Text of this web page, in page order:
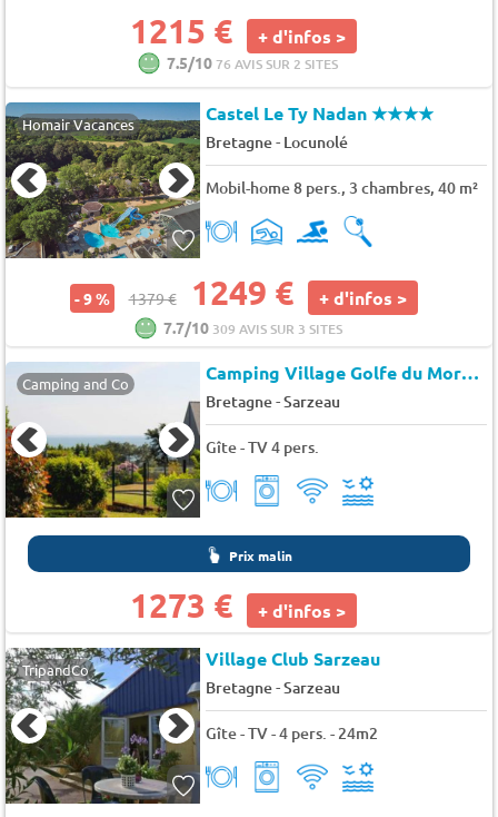
1215 € + d'infos >
7.5/1076 AVIS SUR 2 SITES
Homair Vacances Castel Le Ty Nadan★★★★
Bretagne- Locunolé
Mobil-home 8 pers., 3 chambres, 40 m²
- 9 % 1379 € 1249 € + d'infos >
7.7/10 309 AVIS SUR 3 SITES
Camping and Co Camping Village Golfe du Morbihan
Bretagne-Sarzeau
Gîte - TV 4 pers.
Prix malin
1273 € + d'infos >
TripandCo Village Club Sarzeau
Bretagne-Sarzeau
Gîte - TV - 4 pers. - 24m2